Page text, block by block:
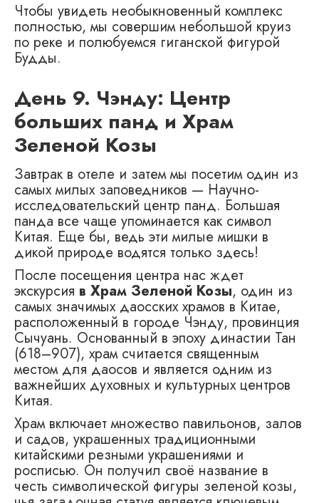
Чтобы увидеть необыкновенный комплекс
полностью, мы совершим небольшой круиз
по реке и полюбуемся гиганской фигурой
Будды.
День 9. Чэнду: Центр
больших панд и Храм
Зеленой Козы
Завтрак в отеле и затем мы посетим один из
самых милых заповедников — Научно-
исследовательский центр панд. Большая
панда все чаще упоминается как символ
Китая. Еще бы, ведь эти милые мишки в
дикой природе водятся только здесь!
После посещения центра нас ждет
экскурсия в Храм Зеленой Козы, один из
самых значимых даосских храмов в Китае,
расположенный в городе Чэнду, провинция
Сычуань. Основанный в эпоху династии Тан
(618–907), храм считается священным
местом для даосов и является одним из
важнейших духовных и культурных центров
Китая.
Храм включает множество павильонов, залов
и садов, украшенных традиционными
китайскими резными украшениями и
росписью. Он получил своё название в
честь символической фигуры зеленой козы,